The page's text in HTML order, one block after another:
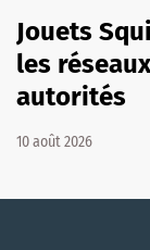
Jouets
les
autorités
10 août 2026